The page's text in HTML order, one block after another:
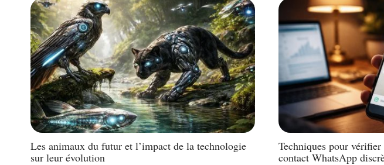
Les animaux du futur et l’impact de la technologie
sur leur évolution
Techniques pour
contact WhatsApp